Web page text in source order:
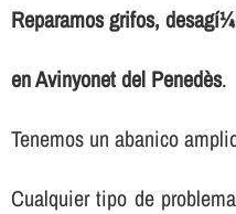
Reparamos grifos,
en Avinyonet del Penedès.
Tenemos un abanico
Cualquier tipo de